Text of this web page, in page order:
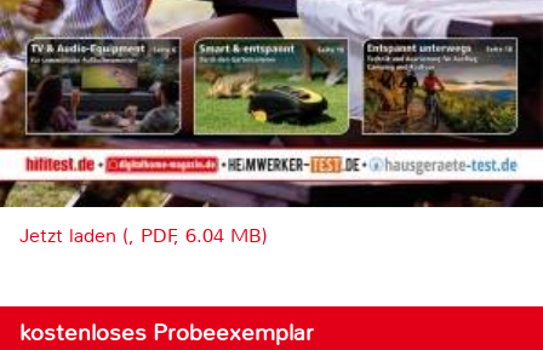
Jetzt laden (, PDF, 6.04 MB)
kostenloses Probeexemplar